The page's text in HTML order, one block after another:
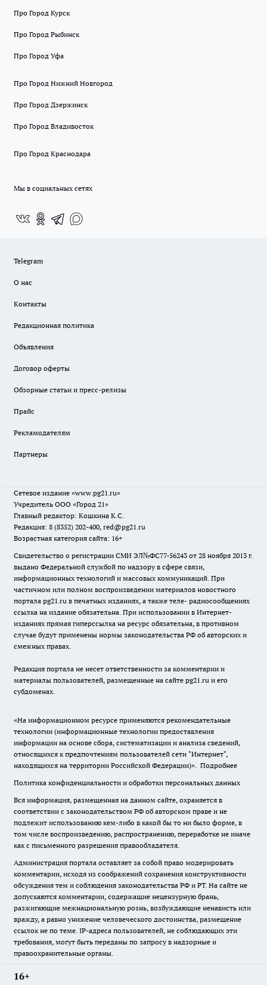
Про Город Курск
Про Город Рыбинск
Про Город Уфа
Про Город Нижний Новгород
Про Город Дзержинск
Про Город Владивосток
Про Город Краснодара
Мы в социальных сетях
Telegram
О нас
Контакты
Редакционная политика
Объявления
Договор оферты
Обзорные статьи и пресс-релизы
Прайс
Рекламодателям
Партнеры
Сетевое издание «www.pg21.ru»
Учредитель ООО «Город 21»
Главный редактор: Кошкина К.С.
Редакция: 8 (8352) 202-400, red@pg21.ru
Возрастная категория сайта: 16+
Свидетельство о регистрации СМИ ЭЛ№ФС77-56243 от 28 ноября 2013 г.
выдано Федеральной службой по надзору в сфере связи,
информационных технологий и массовых коммуникаций. При
частичном или полном воспроизведении материалов новостного
портала pg21.ru в печатных изданиях, а также теле- радиосообщениях
ссылка на издание обязательна. При использовании в Интернет-
изданиях прямая гиперссылка на ресурс обязательна, в противном
случае будут применены нормы законодательства РФ об авторских и
смежных правах.
Редакция портала не несет ответственности за комментарии и
материалы пользователей, размещенные на сайте pg21.ru и его
субдоменах.
«На информационном ресурсе применяются рекомендательные
технологии (информационные технологии предоставления
информации на основе сбора, систематизации и анализа сведений,
относящихся к предпочтениям пользователей сети "Интернет",
находящихся на территории Российской Федерации)». Подробнее
Политика конфиденциальности и обработки персональных данных
Вся информация, размещенная на данном сайте, охраняется в
соответствии с законодательством РФ об авторском праве и не
подлежит использованию кем-либо в какой бы то ни было форме, в
том числе воспроизведению, распространению, переработке не иначе
как с письменного разрешения правообладателя.
Администрация портала оставляет за собой право модерировать
комментарии, исходя из соображений сохранения конструктивности
обсуждения тем и соблюдения законодательства РФ и РТ. На сайте не
допускаются комментарии, содержащие нецензурную брань,
разжигающие межнациональную рознь, возбуждающие ненависть или
вражду, а равно унижение человеческого достоинства, размещение
ссылок не по теме. IP-адреса пользователей, не соблюдающих эти
требования, могут быть переданы по запросу в надзорные и
правоохранительные органы.
16+